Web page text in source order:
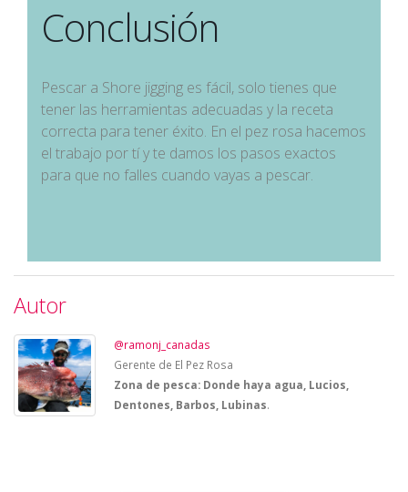
Conclusión
Pescar a Shore jigging es fácil, solo tienes que
tener las herramientas adecuadas y la receta
correcta para tener éxito. En el pez rosa hacemos
el trabajo por tí y te damos los pasos exactos
para que no falles cuando vayas a pescar.
Autor
@ramonj_canadas
Gerente de El Pez Rosa
Zona de pesca: Donde haya agua, Lucios,
Dentones, Barbos, Lubinas.